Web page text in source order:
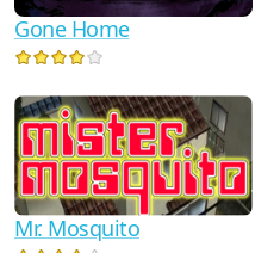
Gone Home
Mr. Mosquito